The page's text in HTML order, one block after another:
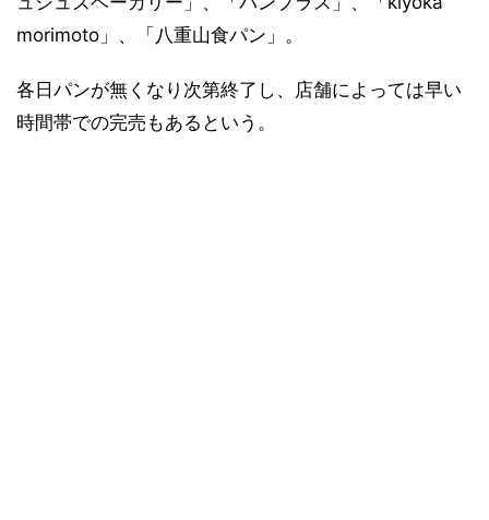
morimoto」、「八重山食パン」。
各日パンが無くなり次第終了し、店舗によっては早い
時間帯での完売もあるという。